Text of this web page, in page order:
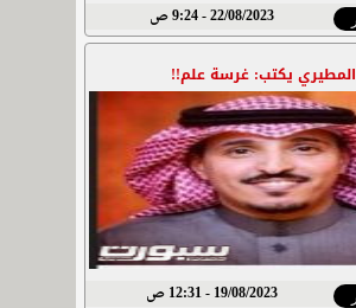
22/08/2023 - 9:24 ص
المطيري يكتب: غرسة علم!!
19/08/2023 - 12:31 ص